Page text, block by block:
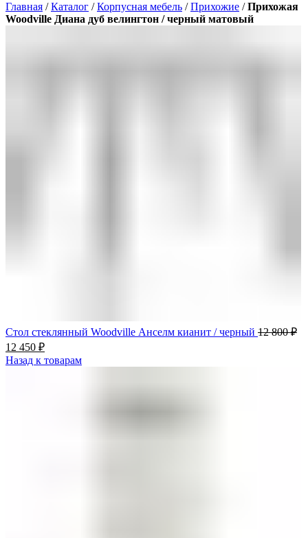
Главная /Каталог /Корпусная мебель /Прихожие /Прихожая
Woodville Диана дуб велингтон / черный матовый
Стол стеклянный Woodville Анселм кианит / черный 12 800₽
12 450 ₽
Назад к товарам